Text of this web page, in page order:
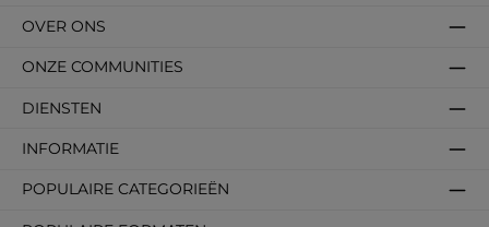
DIENSTEN
INFORMATIE
POPULAIRE CATEGORIEËN
OVER ONS
ONZE COMMUNITIES